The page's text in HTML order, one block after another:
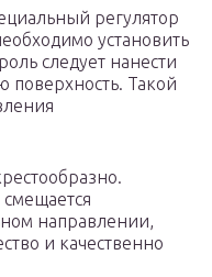
регулятор
установить
следует нанести
поверхность. Такой
направлении,
и качественно